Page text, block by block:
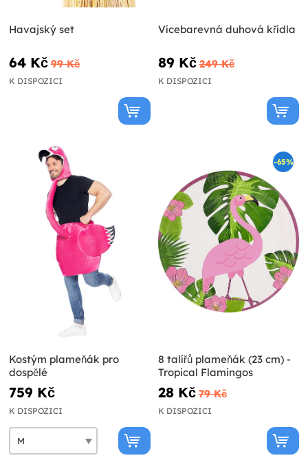
Havajský set
64 Kč 99 Kč
K DISPOZICI
Vícebarevná duhová křídla
89 Kč 249 Kč
K DISPOZICI
Kostým plameňák pro
dospělé
759 Kč
K DISPOZICI
-65%
8 talířů plameňák (23 cm) -
Tropical Flamingos
28 Kč 79 Kč
K DISPOZICI